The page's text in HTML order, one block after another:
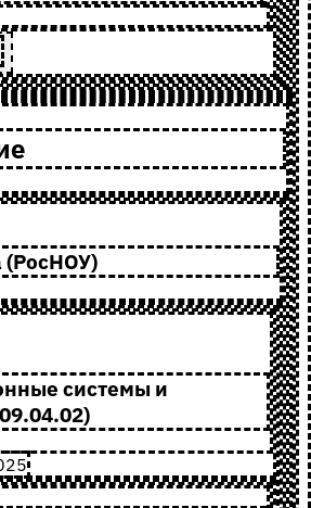
(РосНОУ)
системы и